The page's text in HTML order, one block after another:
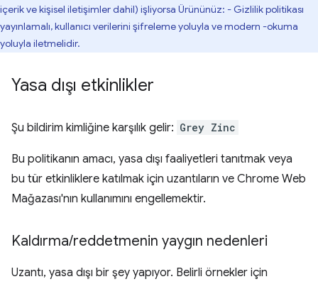
içerik ve kişisel iletişimler dahil) işliyorsa Ürününüz: - Gizlilik politikası
yayınlamalı, kullanıcı verilerini şifreleme yoluyla ve modern -okuma
yoluyla iletmelidir.
Yasa dışı etkinlikler
Şu bildirim kimliğine karşılık gelir: Grey Zinc
Bu politikanın amacı, yasa dışı faaliyetleri tanıtmak veya
bu tür etkinliklere katılmak için uzantıların ve Chrome Web
Mağazası'nın kullanımını engellemektir.
Kaldırma/reddetmenin yaygın nedenleri
Uzantı, yasa dışı bir şey yapıyor. Belirli örnekler için